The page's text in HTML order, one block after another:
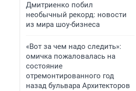
Дмитриенко побил
необычный рекорд: новости
из мира шоу-бизнеса
«Вот за чем надо следить»:
омичка пожаловалась на
состояние
отремонтированного год
назад бульвара Архитекторов